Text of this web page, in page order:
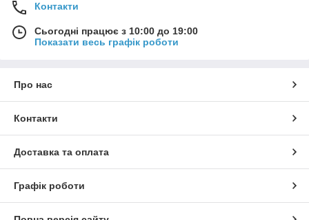
Контакти
Сьогодні працює з 10:00 до 19:00
Показати весь графік роботи
Про нас
Контакти
Доставка та оплата
Графік роботи